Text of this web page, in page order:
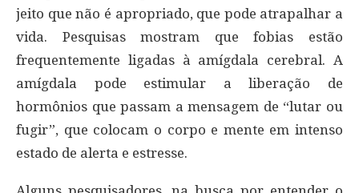
jeito que não é apropriado, que pode atrapalhar a
vida. Pesquisas mostram que fobias estão
frequentemente ligadas à amígdala cerebral. A
amígdala pode estimular a liberação de
hormônios que passam a mensagem de “lutar ou
fugir”, que colocam o corpo e mente em intenso
estado de alerta e estresse.